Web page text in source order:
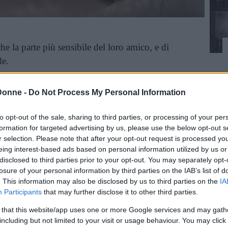
- Do Not Process My Personal Information
opt-out of the sale, sharing to third parties, or processing of your
for targeted advertising by us, please use the below opt-out
selection. Please note that after your opt-out request is processed
interest-based ads based on personal information utilized by us
to third parties prior to your opt-out. You may separately
of your personal information by third parties on the IAB’s list of
This information may also be disclosed by us to third parties on the
Participants that may further disclose it to other third parties.
that this website/app uses one or more Google services and may
but not limited to your visit or usage behaviour. You may
la parte più sensibile del loro amico, e di
dimostrato, con uno studio su 81 uomini,
maggior piacere erotico nell’uomo oltre al
l’ano e il collo.
il pene è sensibile